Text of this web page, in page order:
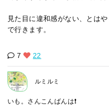
見た目に違和感がない、とは
で行きます。
7 22
ルミルミ
いも。さんこんばんは❗